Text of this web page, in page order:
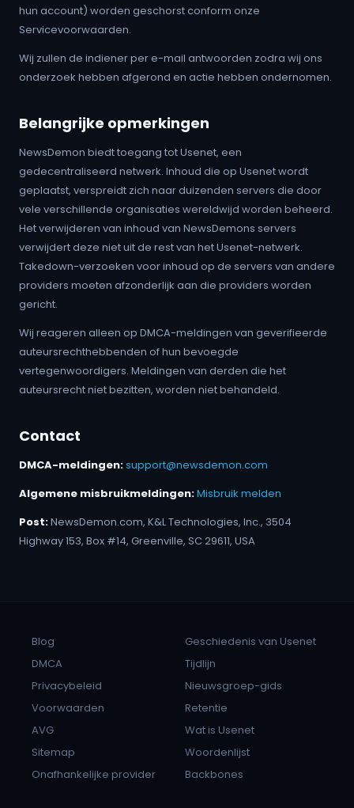
hun account) worden geschorst conform onze
Servicevoorwaarden.
Wij zullen de indiener per e-mail antwoorden zodra wij ons
onderzoek hebben afgerond en actie hebben ondernomen.
Belangrijke opmerkingen
NewsDemon biedt toegang tot Usenet, een
gedecentraliseerd netwerk. Inhoud die op Usenet wordt
geplaatst, verspreidt zich naar duizenden servers die door
vele verschillende organisaties wereldwijd worden beheerd.
Het verwijderen van inhoud van NewsDemons servers
verwijdert deze niet uit de rest van het Usenet-netwerk.
Takedown-verzoeken voor inhoud op de servers van andere
providers moeten afzonderlijk aan die providers worden
gericht.
Wij reageren alleen op DMCA-meldingen van geverifieerde
auteursrechthebbenden of hun bevoegde
vertegenwoordigers. Meldingen van derden die het
auteursrecht niet bezitten, worden niet behandeld.
Contact
DMCA-meldingen:support@newsdemon.com
Algemene misbruikmeldingen:Misbruik melden
Post:NewsDemon.com, K&L Technologies, Inc., 3504
Highway 153, Box #14, Greenville, SC 29611, USA
Blog
DMCA
Privacybeleid
Voorwaarden
AVG
Sitemap
Onafhankelijke provider
Geschiedenis van Usenet
Tijdlijn
Nieuwsgroep-gids
Retentie
Wat is Usenet
Woordenlijst
Backbones